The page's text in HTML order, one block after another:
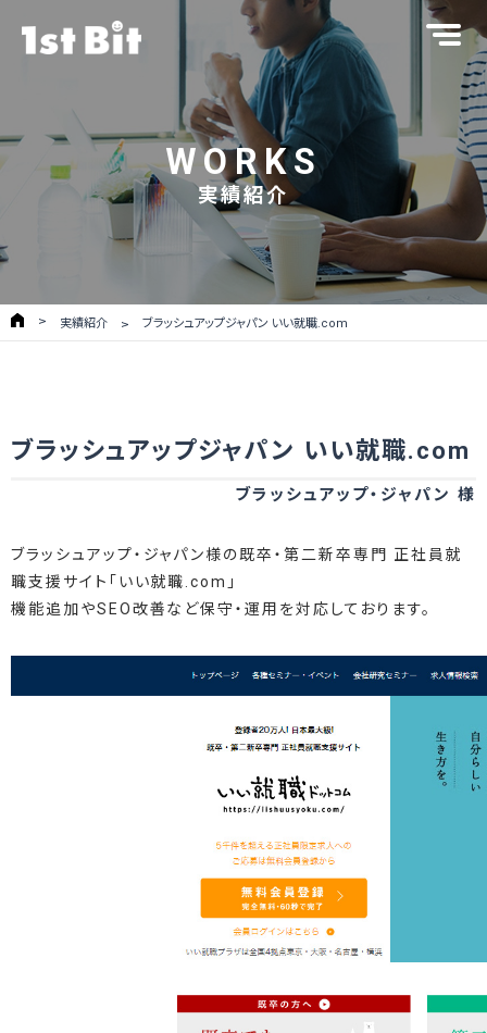
WORKS
実績紹介
実績紹介 ブラッシュアップジャパン いい就職.com
ブラッシュアップジャパン いい就職.com
ブラッシュアップ・ジャパン 様
ブラッシュアップ・ジャパン様の既卒・第二新卒専門 正社員就
職支援サイト「いい就職.com」
機能追加やSEO改善など保守・運用を対応しております。